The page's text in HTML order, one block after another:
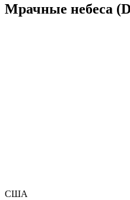
Мрачные небеса
США